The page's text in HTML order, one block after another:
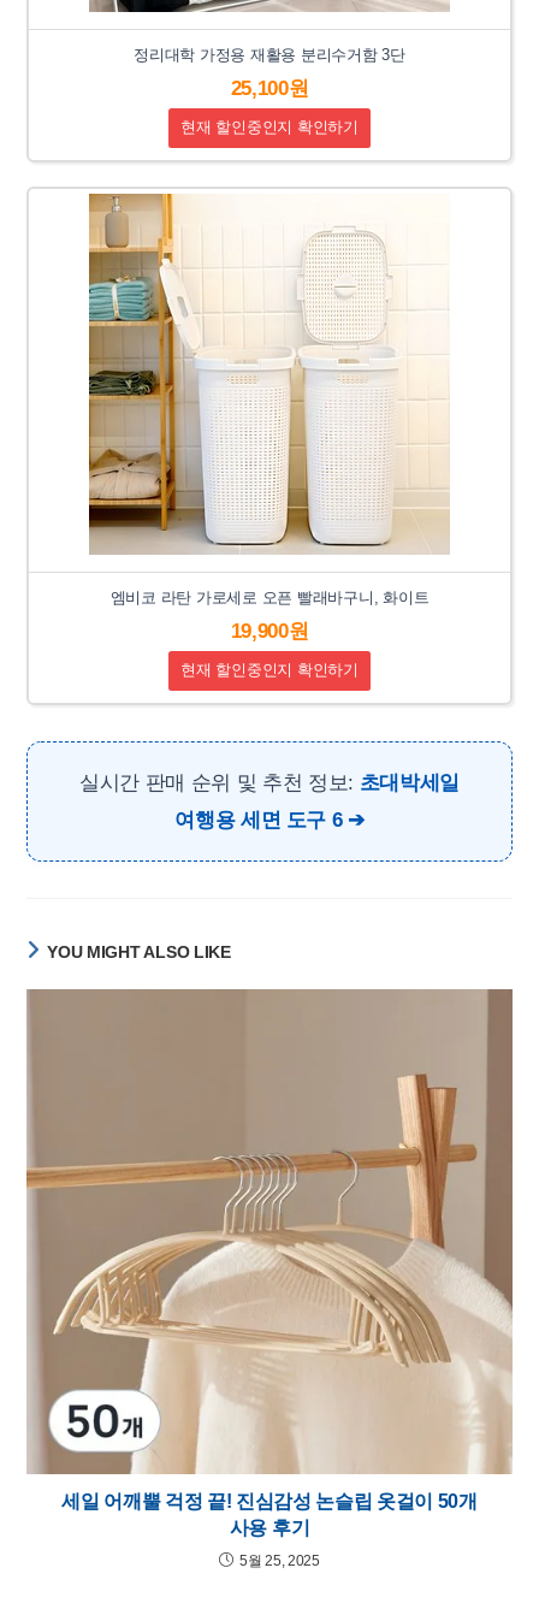
정리대학 가정용 재활용 분리수거함 3단
25,100원
현재 할인중인지 확인하기
엠비코 라탄 가로세로 오픈 빨래바구니, 화이트
19,900원
현재 할인중인지 확인하기
실시간 판매 순위 및 추천 정보: 초대박세일
여행용 세면 도구 6
YOU MIGHT ALSO LIKE
세일 어깨뿔 걱정 끝! 진심감성 논슬립 옷걸이 50개
사용 후기
5월 25, 2025